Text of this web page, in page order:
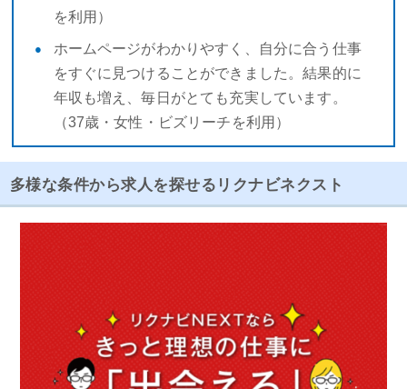
を利用）
ホームページがわかりやすく、自分に合う仕事
をすぐに見つけることができました。結果的に
年収も増え、毎日がとても充実しています。
（37歳・女性・ビズリーチを利用）
多様な条件から求人を探せるリクナビネクスト